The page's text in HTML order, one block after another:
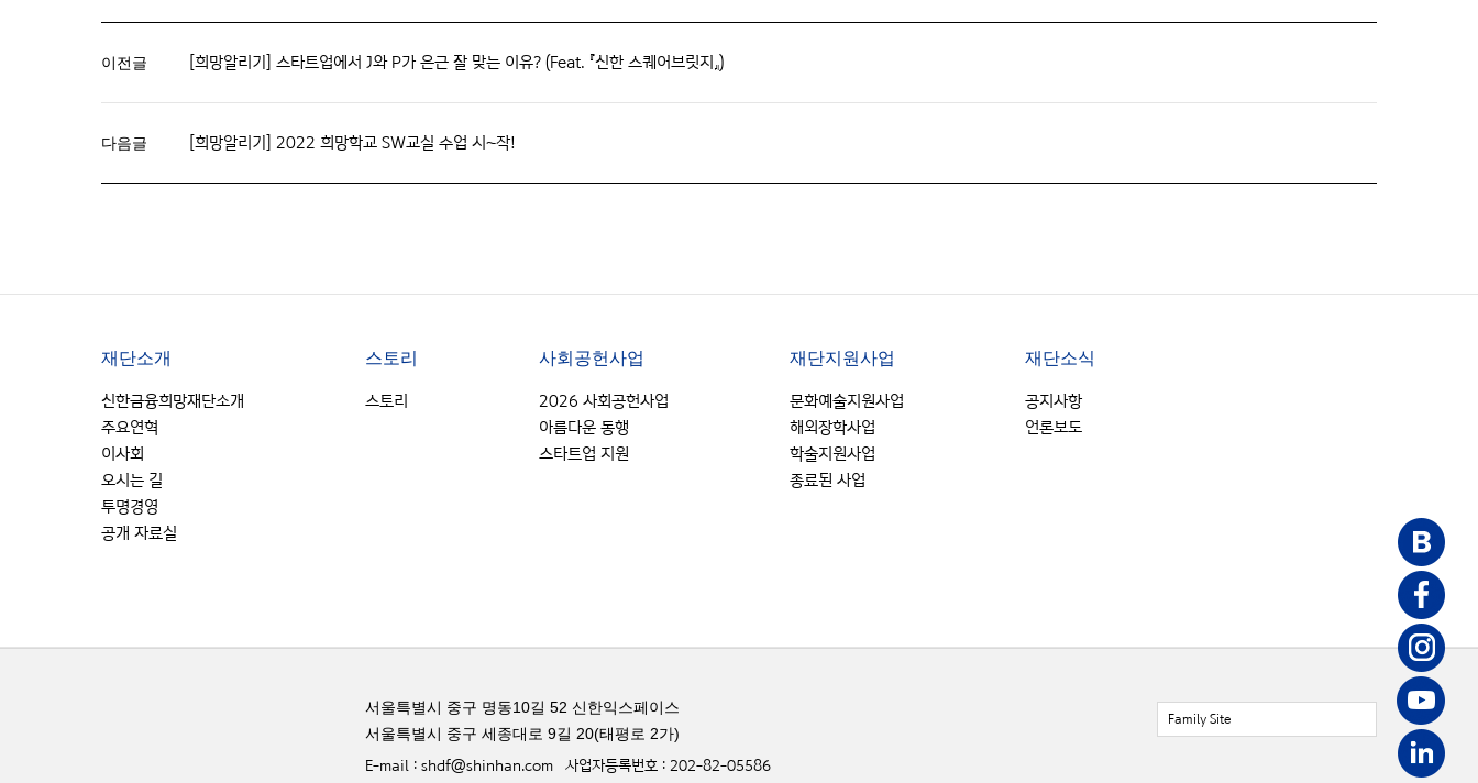
이전글 [희망알리기] 스타트업에서 J와 P가 은근 잘 맞는 이유? (Feat. 『신한 스퀘어브릿지』)
다음글 [희망알리기] 2022 희망학교 SW교실 수업 시~작!
재단소개
신한금융희망재단소개
주요연혁
이사회
오시는 길
투명경영
공개 자료실
스토리
스토리
사회공헌사업
2026 사회공헌사업
아름다운 동행
스타트업 지원
재단지원사업
문화예술지원사업
해외장학사업
학술지원사업
종료된 사업
재단소식
공지사항
언론보도
서울특별시 중구 명동10길 52 신한익스페이스
서울특별시 중구 세종대로 9길 20(태평로 2가)
E-mail : shdf@shinhan.com 사업자등록번호 : 202-82-05586
Family Site